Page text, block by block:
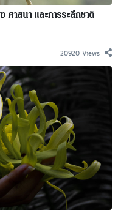
ศาสนา และการระลึกชาติ
20920 Views